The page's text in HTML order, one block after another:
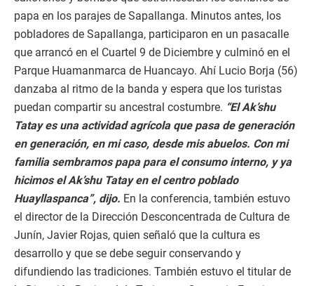
papa en los parajes de Sapallanga. Minutos antes, los
pobladores de Sapallanga, participaron en un pasacalle
que arrancó en el Cuartel 9 de Diciembre y culminó en el
Parque Huamanmarca de Huancayo. Ahí Lucio Borja (56)
danzaba al ritmo de la banda y espera que los turistas
puedan compartir su ancestral costumbre. “El Ak’shu
Tatay es una actividad agrícola que pasa de generación
en generación, en mi caso, desde mis abuelos. Con mi
familia sembramos papa para el consumo interno, y ya
hicimos el Ak’shu Tatay en el centro poblado
Huayllaspanca”, dijo. En la conferencia, también estuvo
el director de la Dirección Desconcentrada de Cultura de
Junín, Javier Rojas, quien señaló que la cultura es
desarrollo y que se debe seguir conservando y
difundiendo las tradiciones. También estuvo el titular de